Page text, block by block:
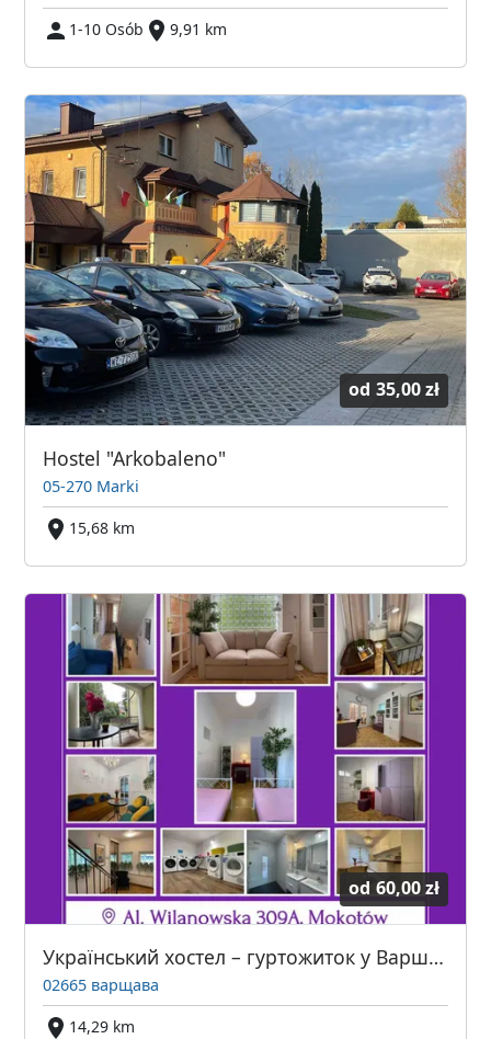
1-10 Osób
9,91 km
od 35,00 zł
Hostel "Arkobaleno"
05-270 Marki
15,68 km
od 60,00 zł
Український хостел – гуртожиток у Варшаві
02665 варщава
14,29 km